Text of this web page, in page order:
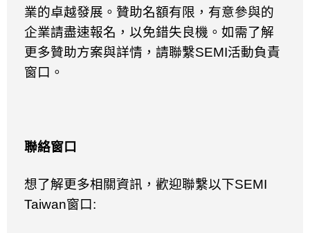
業的卓越發展。​贊助名額有限，​有意參與的
企業請盡速報名，​以免錯失良機。​如需了解
更多贊助方案與詳情，​請聯繫SEMI活動負責
窗口。
聯絡窗口
想了解更多相關資訊，歡迎聯繫以下SEMI
Taiwan窗口 :